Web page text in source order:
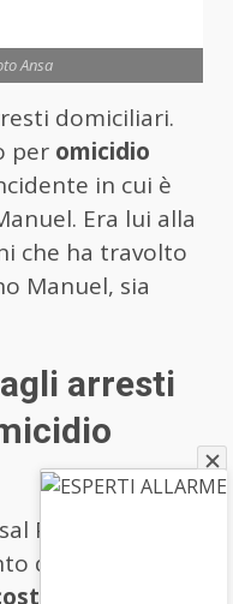
Ansa
domiciliari.
per omicidio
in cui è
Era lui alla
che ha travolto
Manuel, sia
arresti
Palocco la
disposto una
della